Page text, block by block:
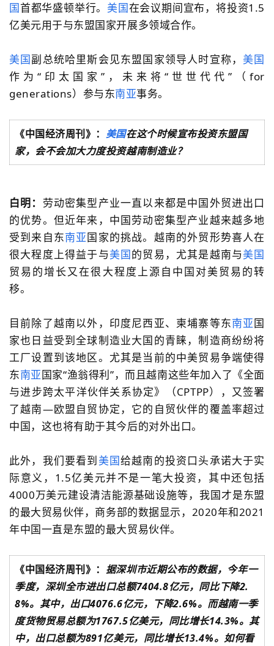
国首都华盛顿举行。 美国在会议期间宣布，将投资1.5
亿美元用于与东盟国家开展多领域合作。
美国副总统哈里斯会见东盟国家领导人时宣称， 美国
作为“印太国家”，未来将“世世代代”（for
generations）参与东南亚事务。
《中国经济周刊》： 美国在这个时候宣布投资东盟国
家，会不会加大力度投资越南制造业？
白明： 劳动密集型产业一直以来都是中国外贸进出口
的优势。但近年来，中国劳动密集型产业越来越多地
受到来自东南亚国家的挑战。越南的外贸形势喜人在
很大程度上得益于与美国的贸易，尤其是越南与美国
贸易的增长又在很大程度上源自中国对美贸易的转
移。
目前除了越南以外，印度尼西亚、柬埔寨等东南亚国
家也日益受到全球制造业大国的青睐，制造商纷纷将
工厂设置到该地区。尤其是当前的中美贸易争端使得
东南亚国家“渔翁得利”，而且越南这些年加入了《全面
与进步跨太平洋伙伴关系协定》（CPTPP），又签署
了越南—欧盟自贸协定，它的自贸伙伴的覆盖率超过
中国，这也将有助于其今后的对外出口。
此外，我们要看到美国给越南的投资口头承诺大于实
际意义，1.5亿美元并不是一笔大投资，其中还包括
4000万美元建设清洁能源基础设施等，我国才是东盟
的最大贸易伙伴，商务部的数据显示，2020年和2021
年中国一直是东盟的最大贸易伙伴。
《中国经济周刊》： 据深圳市近期公布的数据，今年一
季度，深圳全市进出口总额7404.8亿元，同比下降2.
8%。 其中，出口4076.6亿元，下降2.6%。 而越南一季
度货物贸易总额为1767.5亿美元，同比增长14.3%。其
中，出口总额为891亿美元，同比增长13.4%。如何看